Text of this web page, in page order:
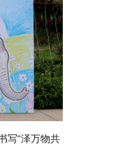
写“泽万物共